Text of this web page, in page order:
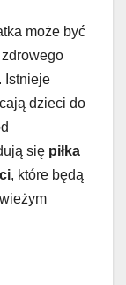
może być
Istnieje
dzieci do
się piłka
, które będą